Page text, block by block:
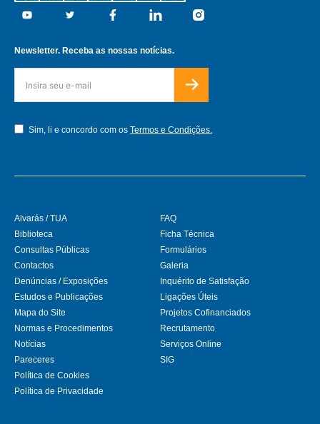
Youtube Twitter Facebook Linkedin Instagram
Newsletter. Receba as nossas notícias.
Sim, li e concordo com os Termos e Condições.
Alvarás / TUA
Biblioteca
Consultas Públicas
Contactos
Denúncias / Exposições
Estudos e Publicações
FAQ
Ficha Técnica
Formulários
Galeria
Inquérito de Satisfação
Ligações Úteis
Mapa do Site
Normas e Procedimentos
Notícias
Pareceres
Política de Cookies
Política de Privacidade
Projetos Cofinanciados
Recrutamento
Serviços Online
SIG